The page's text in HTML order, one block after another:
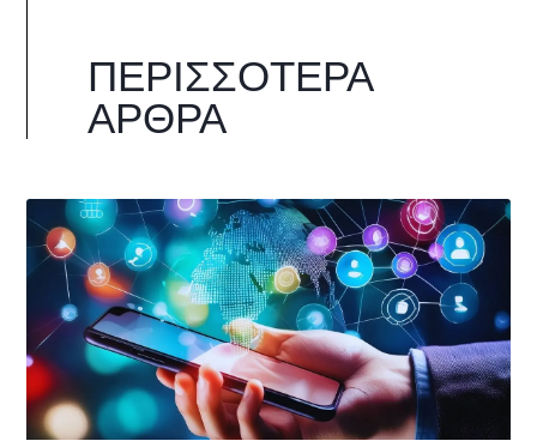
ΠΕΡΙΣΣΌΤΕΡΑ
ΆΡΘΡΑ